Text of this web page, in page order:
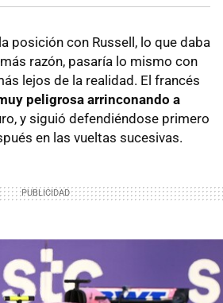
posición con Russell, lo que daba
razón, pasaría lo mismo con
lejos de la realidad. El francés
peligrosa arrinconando a
y siguió defendiéndose primero
en las vueltas sucesivas.